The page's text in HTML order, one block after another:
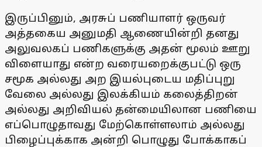
இருப்பினும், அரசுப் பணியாளர் ஒருவர்
அத்தகைய அனுமதி ஆணையின்றி தனது
அலுவலகப் பணிகளுக்கு அதன் மூலம் ஊறு
விளையாது என்ற வரையறைக்குபட்டு ஒரு
சமூக அல்லது அற இயல்புடைய மதிப்புறு
வேலை அல்லது இலக்கியம் கலைத்திறன்
அல்லது அறிவியல் தன்மையிலான பணியை
எப்பொழுதாவது மேற்கொள்ளலாம் அல்லது
பிழைப்புக்காக அன்றி பொழுது போக்காகப்